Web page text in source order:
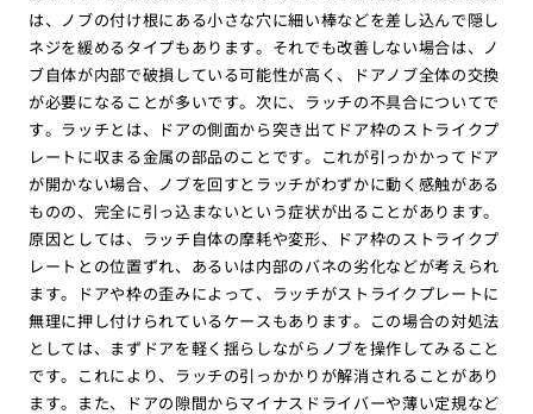
は、ノブの付け根にある小さな穴に細い棒などを差し込んで隠し
ネジを緩めるタイプもあります。それでも改善しない場合は、ノ
ブ自体が内部で破損している可能性が高く、ドアノブ全体の交換
が必要になることが多いです。次に、ラッチの不具合についてで
す。ラッチとは、ドアの側面から突き出てドア枠のストライクプ
レートに収まる金属の部品のことです。これが引っかかってドア
が開かない場合、ノブを回すとラッチがわずかに動く感触がある
ものの、完全に引っ込まないという症状が出ることがあります。
原因としては、ラッチ自体の摩耗や変形、ドア枠のストライクプ
レートとの位置ずれ、あるいは内部のバネの劣化などが考えられ
ます。ドアや枠の歪みによって、ラッチがストライクプレートに
無理に押し付けられているケースもあります。この場合の対処法
としては、まずドアを軽く揺らしながらノブを操作してみること
です。これにより、ラッチの引っかかりが解消されることがあり
ます。また、ドアの隙間からマイナスドライバーや薄い定規など